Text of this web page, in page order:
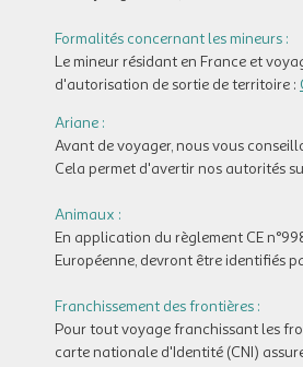
Formalités concernant les mineurs :
Le mineur résidant en France et
d'autorisation de sortie de territoire :
Ariane :
Avant de voyager, nous vous
Cela permet d'avertir nos autorités
Animaux :
En application du règlement CE
Européenne, devront être identifiés
Franchissement des frontières :
Pour tout voyage franchissant les
carte nationale d'Identité (CNI)